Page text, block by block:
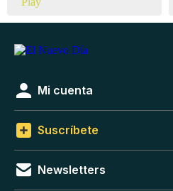
Mi cuenta
Suscríbete
Newsletters